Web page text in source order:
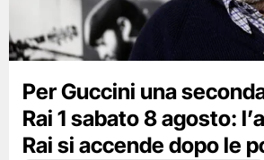
Per Guccini una
Rai 1 sabato 8 agosto:
Rai si accende dopo le